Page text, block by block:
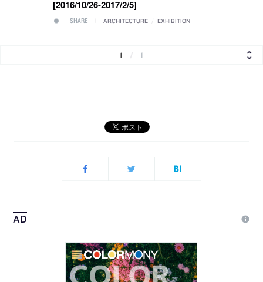
[2016/10/26-2017/2/5]
SHARE ARCHITECTURE EXHIBITION
1 1